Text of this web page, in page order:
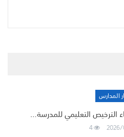
المدارس
الترخيص التعليمي للمدرسة…
4